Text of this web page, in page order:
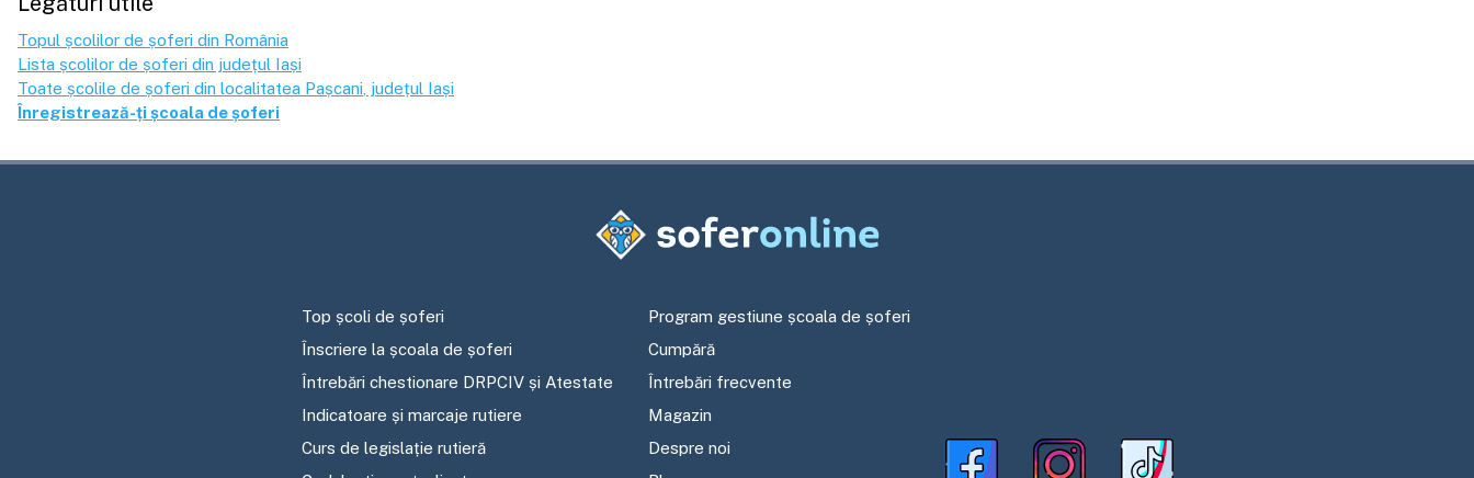
Topul școlilor de șoferi din România
Lista școlilor de șoferi din județul Iași
Toate școlile de șoferi din localitatea Pașcani , județul Iași
Înregistrează-ți școala de șoferi
Top școli de șoferi
Înscriere la școala de șoferi
Întrebări chestionare DRPCIV și Atestate
Indicatoare și marcaje rutiere
Curs de legislație rutieră
Program gestiune școala de șoferi
Cumpără
Întrebări frecvente
Magazin
Despre noi